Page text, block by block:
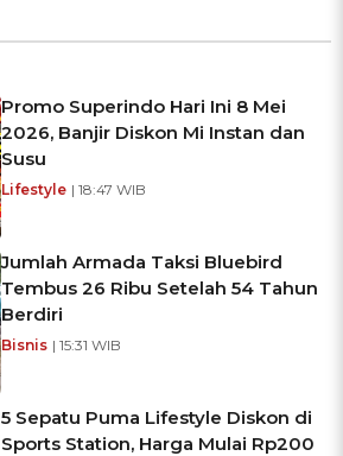
Promo Superindo Hari Ini 8 Mei
2026, Banjir Diskon Mi Instan dan
Susu
Lifestyle | 18:47 WIB
Jumlah Armada Taksi Bluebird
Tembus 26 Ribu Setelah 54 Tahun
Berdiri
Bisnis | 15:31 WIB
5 Sepatu Puma Lifestyle Diskon di
Sports Station, Harga Mulai Rp200